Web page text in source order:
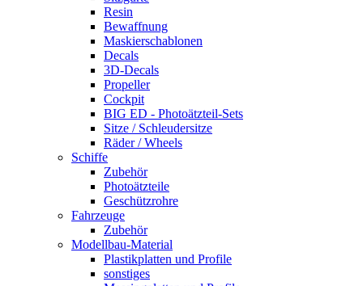
Resin
Bewaffnung
Maskierschablonen
Decals
3D-Decals
Propeller
Cockpit
BIG ED - Photoätzteil-Sets
Sitze / Schleudersitze
Räder / Wheels
Schiffe
Zubehör
Photoätzteile
Geschützrohre
Fahrzeuge
Zubehör
Modellbau-Material
Plastikplatten und Profile
sonstiges